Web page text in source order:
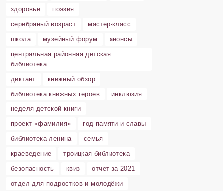
здоровье
поэзия
серебряный возраст
мастер-класс
школа
музейный форум
анонсы
центральная районная детская
библиотека
диктант
книжный обзор
библиотека книжных героев
инклюзия
неделя детской книги
проект «фамилия»
год памяти и славы
библиотека ленина
семья
краеведение
троицкая библиотека
безопасность
квиз
отчет за 2021
отдел для подростков и молодёжи